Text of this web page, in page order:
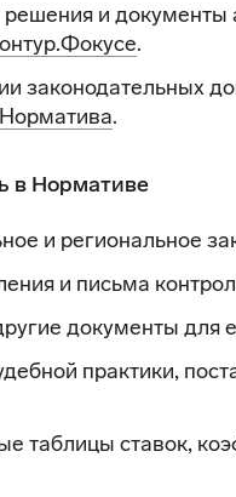
и документы
.
законодательных
.
в Нормативе
и региональное
и письма
документы для
практики,
таблицы ставок,